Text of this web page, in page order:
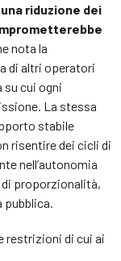
riduzione dei
nota la
di altri operatori
su cui ogni
La stessa
stabile
risentire dei cicli di
nell’autonomia
di proporzionalità,
pubblica.
restrizioni di cui ai